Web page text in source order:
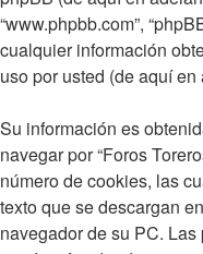
“www.phpbb.com”,
cualquier información
uso por usted (de aquí en
Su información es
navegar por “Foros
número de cookies, las
texto que se descargan
navegador de su PC.